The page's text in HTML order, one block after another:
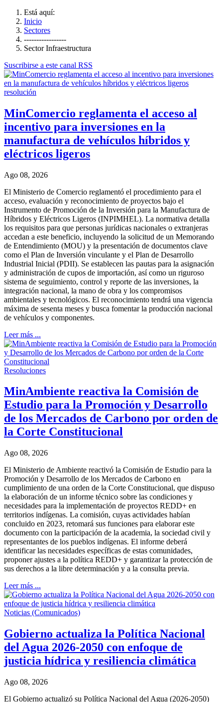
Está aquí:
Inicio
Sectores
-----------------
Sector Infraestructura
Suscribirse a este canal RSS
resolución
MinComercio reglamenta el acceso al
incentivo para inversiones en la
manufactura de vehículos híbridos y
eléctricos ligeros
Ago 08, 2026
El Ministerio de Comercio reglamentó el procedimiento para el
acceso, evaluación y reconocimiento de proyectos bajo el
Instrumento de Promoción de la Inversión para la Manufactura de
Híbridos y Eléctricos Ligeros (INPIMHEL). La normativa detalla
los requisitos para que personas jurídicas nacionales o extranjeras
accedan a este beneficio, incluyendo la solicitud de un Memorando
de Entendimiento (MOU) y la presentación de documentos clave
como el Plan de Inversión vinculante y el Plan de Desarrollo
Industrial Inicial (PDII). Se establecen las pautas para la asignación
y administración de cupos de importación, así como un riguroso
sistema de seguimiento, control y reporte de las inversiones, la
integración nacional, la mano de obra y los compromisos
ambientales y tecnológicos. El reconocimiento tendrá una vigencia
máxima de sesenta meses y busca fomentar la producción nacional
de vehículos y componentes.
Leer más ...
Resoluciones
MinAmbiente reactiva la Comisión de
Estudio para la Promoción y Desarrollo
de los Mercados de Carbono por orden de
la Corte Constitucional
Ago 08, 2026
El Ministerio de Ambiente reactivó la Comisión de Estudio para la
Promoción y Desarrollo de los Mercados de Carbono en
cumplimiento de una orden de la Corte Constitucional, que dispuso
la elaboración de un informe técnico sobre las condiciones y
necesidades para la implementación de proyectos REDD+ en
territorios indígenas. La comisión, cuyas actividades habían
concluido en 2023, retomará sus funciones para elaborar este
documento con la participación de la academia, la sociedad civil y
representantes de los pueblos indígenas. El informe deberá
identificar las necesidades específicas de estas comunidades,
proponer ajustes a la política REDD+ y garantizar la protección de
sus derechos a la libre determinación y a la consulta previa.
Leer más ...
Noticias (Comunicados)
Gobierno actualiza la Política Nacional
del Agua 2026-2050 con enfoque de
justicia hídrica y resiliencia climática
Ago 08, 2026
El Gobierno actualizó su Política Nacional del Agua (2026-2050)